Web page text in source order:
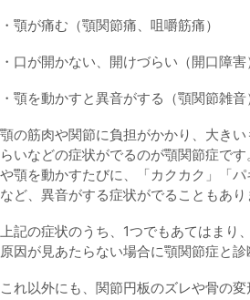
・顎が痛む（顎関節痛、咀嚼筋痛）
・口が開かない、開けづらい（開口障害
・顎を動かすと異音がする（顎関節雑音
顎の筋肉や関節に負担がかかり、大き
らいなどの症状がでるのが顎関節症で
や顎を動かすたびに、「カクカク」「パ
など、異音がする症状がでることもあり
上記の症状のうち、1つでもあてはまり
原因が見あたらない場合に顎関節症と診
これ以外にも、関節円板のズレや骨の